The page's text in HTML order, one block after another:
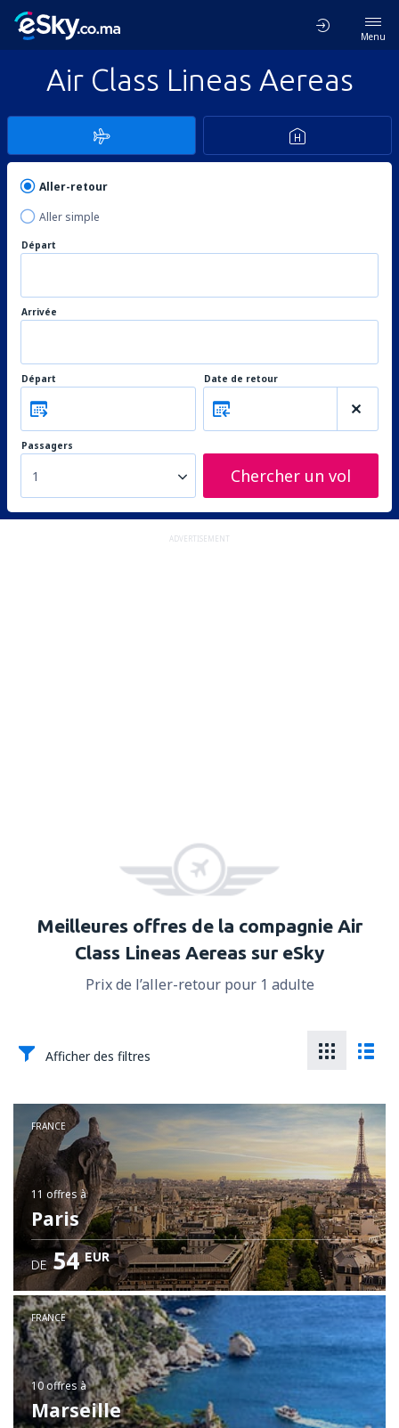
Menu
Air Class Lineas Aereas
Aller-retour
Aller simple
Départ
Arrivée
Départ Date de retour
Passagers
1 Chercher un vol
ADVERTISEMENT
Meilleures offres de la compagnie Air
Class Lineas Aereas sur eSky
Prix de l’aller-retour pour 1 adulte
Afficher des filtres
FRANCE
11 offresà
Paris
DE 54 EUR
FRANCE
10 offres à
Marseille